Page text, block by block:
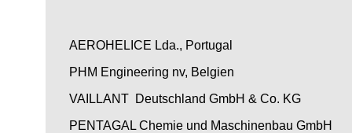
AEROHELICE Lda., Portugal
PHM Engineering nv, Belgien
VAILLANT Deutschland GmbH & Co. KG
PENTAGAL Chemie und Maschinenbau GmbH